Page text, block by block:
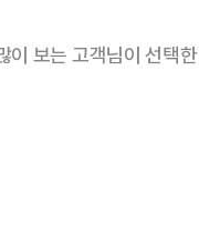
이 보는 고객님이 선택한